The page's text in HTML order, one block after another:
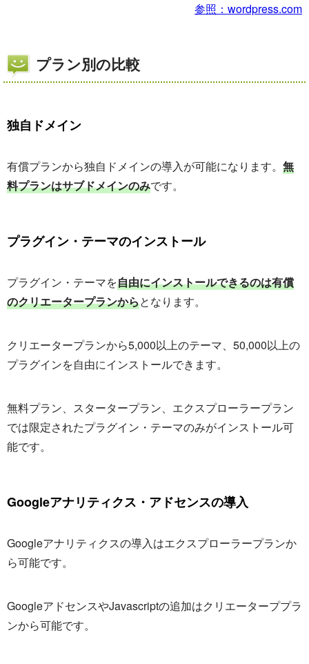
参照：wordpress.com
プラン別の比較
独自ドメイン
有償プランから独自ドメインの導入が可能になります。 無
料プランはサブドメインのみです。
プラグイン・テーマのインストール
プラグイン・テーマを自由にインストールできるのは有償
のクリエータープランからとなります。
クリエータープランから5,000以上のテーマ、50,000以上の
プラグインを自由にインストールできます。
無料プラン、スタータープラン、エクスプローラープラン
では限定されたプラグイン・テーマのみがインストール可
能です。
Googleアナリティクス・アドセンスの導入
Googleアナリティクスの導入はエクスプローラープランか
ら可能です。
GoogleアドセンスやJavascriptの追加はクリエーターププラ
ンから可能です。